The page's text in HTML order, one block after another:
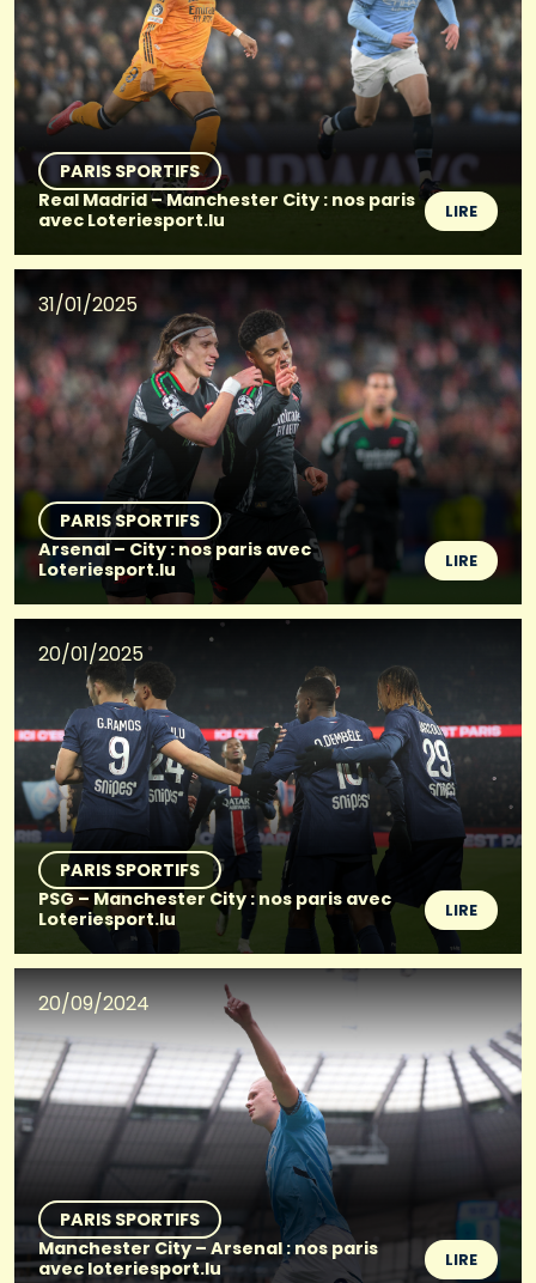
PARIS SPORTIFS
Real Madrid – Manchester City : nos paris
avec Loteriesport.lu
LIRE
31/01/2025
PARIS SPORTIFS
Arsenal – City : nos paris avec
Loteriesport.lu
LIRE
20/01/2025
PARIS SPORTIFS
PSG – Manchester City : nos paris avec
Loteriesport.lu
LIRE
20/09/2024
PARIS SPORTIFS
Manchester City – Arsenal : nos paris
avec loteriesport.lu
LIRE